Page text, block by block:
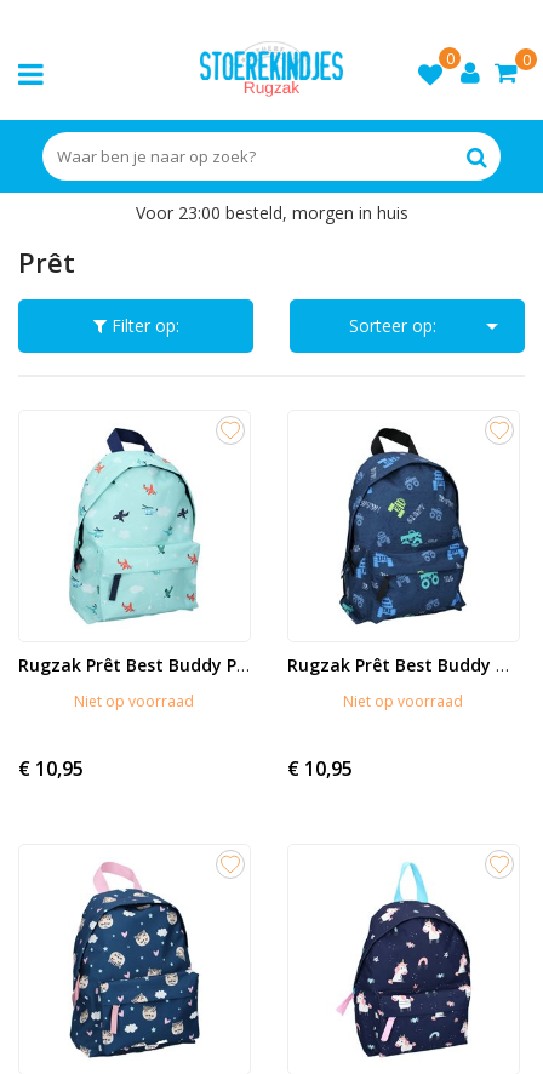
0
0
Voor 23:00 besteld, morgen in huis
Prêt
Filter op: Sorteer op: 
Rugzak Prêt Best Buddy Planes
Niet op voorraad
€ 10,95
Rugzak Prêt Best Buddy Trucks
Niet op voorraad
€ 10,95